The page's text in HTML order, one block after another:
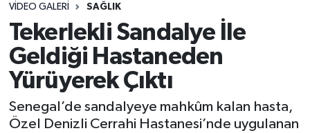
VIDEO GALERI SAĞLIK
Tekerlekli Sandalye İle
Geldiği Hastaneden
Yürüyerek Çıktı
Senegal’de sandalyeye mahkûm kalan hasta,
Özel Denizli Cerrahi Hastanesi’nde uygulanan
GÜNDEM
Kültür sanat
MAGAZİN
SAĞLIK
Son Dakika Haberleri
Haber Arşivi